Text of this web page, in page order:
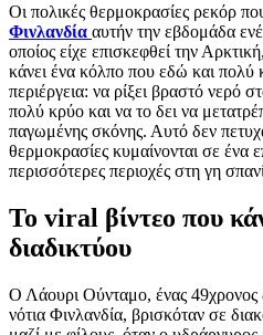
Οι πολικές θερμοκρασίες ρεκόρ
Φινλανδία αυτήν την εβδομάδα
οποίος είχε επισκεφθεί την
κάνει ένα κόλπο που εδώ και πολύ
περιέργεια: να ρίξει βραστό νερό
πολύ κρύο και να το δει να
παγωμένης σκόνης. Αυτό δεν
θερμοκρασίες κυμαίνονται σε ένα
περισσότερες περιοχές στη γη
Το viral βίντεο που
διαδικτύου
Ο Λάουρι Ούνταμο, ένας 49χρονος
νότια Φινλανδία, βρισκόταν σε